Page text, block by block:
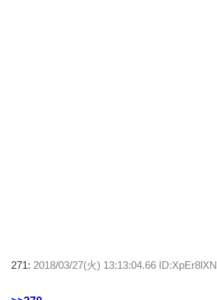
271: 2018/03/27(火) 13:13:04.66 ID:XpEr8lXN